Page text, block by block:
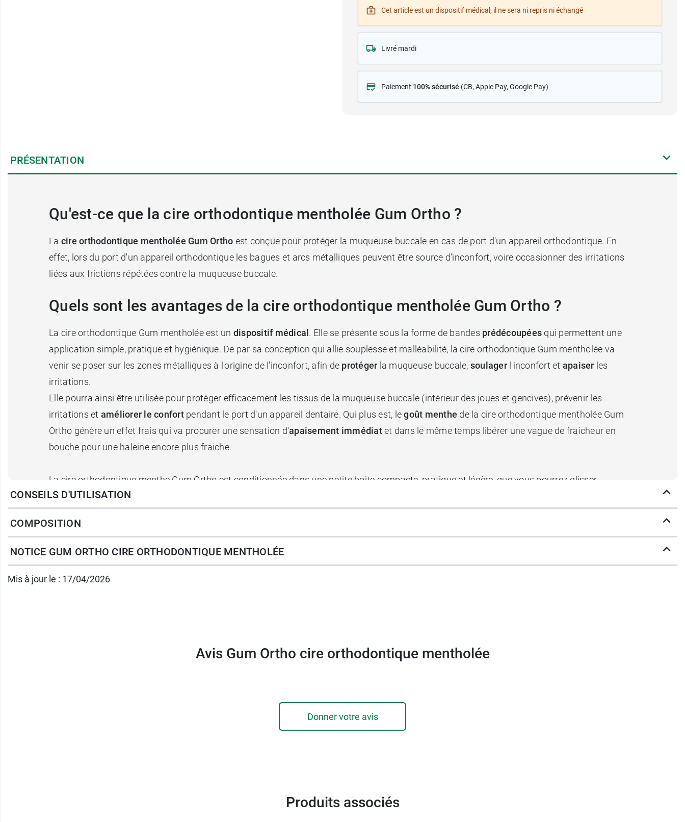
Cet article est un dispositif médical, il ne sera ni repris ni échangé
Livré mardi
Paiement 100% sécurisé (CB, Apple Pay, Google Pay)
PRÉSENTATION
Qu'est-ce que la cire orthodontique mentholée Gum Ortho ?
La cire orthodontique mentholée Gum Ortho est conçue pour protéger la muqueuse buccale en cas de port d'un appareil orthodontique. En
effet, lors du port d'un appareil orthodontique les bagues et arcs métalliques peuvent être source d'inconfort, voire occasionner des irritations
liées aux frictions répétées contre la muqueuse buccale.
Quels sont les avantages de la cire orthodontique mentholée Gum Ortho ?
La cire orthodontique Gum mentholée est un dispositif médical . Elle se présente sous la forme de bandes prédécoupées qui permettent une
application simple, pratique et hygiénique. De par sa conception qui allie souplesse et malléabilité, la cire orthodontique Gum mentholée va
venir se poser sur les zones métalliques à l'origine de l'inconfort, afin de protéger la muqueuse buccale, soulager l'inconfort et apaiser les
irritations.
Elle pourra ainsi être utilisée pour protéger efficacement les tissus de la muqueuse buccale (intérieur des joues et gencives), prévenir les
irritations et améliorer le confortpendant le port d'un appareil dentaire. Qui plus est, legoût menthe de la cire orthodontique mentholée Gum
Ortho génère un effet frais qui va procurer une sensation d'apaisement immédiatet dans le même temps libérer une vague de fraicheur en
bouche pour une haleine encore plus fraiche.
La cire orthodontique menthe Gum Ortho est conditionnée dans une petite boite compacte, pratique et légère, que vous pourrez glisser
facilement dans votre sac ou dans la poche de votre veste pour vous apporter un soulagement immédiat dès que le besoin s'en fait sentir.
Caractéristiques :
Translucides
CONSEILS D'UTILISATION
COMPOSITION
NOTICE GUM ORTHO CIRE ORTHODONTIQUE MENTHOLÉE
Mis à jour le : 17/04/2026
Avis Gum Ortho cire orthodontique mentholée
Donner votre avis
Produits associés